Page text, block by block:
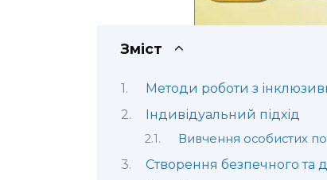
Зміст
Методи роботи з
Індивідуальний підхід
Вивчення особистих
Створення безпечного